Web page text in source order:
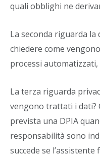
quali obblighi ne
La seconda riguarda
chiedere come
processi
La terza riguarda
vengono trattati i dati?
prevista una DPIA
responsabilità sono
succede se